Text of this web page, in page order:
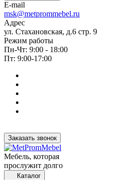
E-mail
msk@metprommebel.ru
Адрес
ул. Стахановская, д.6 стр. 9
Режим работы
Пн-Чт: 9:00 - 18:00
Пт: 9:00-17:00
Заказать звонок
Мебель, которая
прослужит долго
Каталог